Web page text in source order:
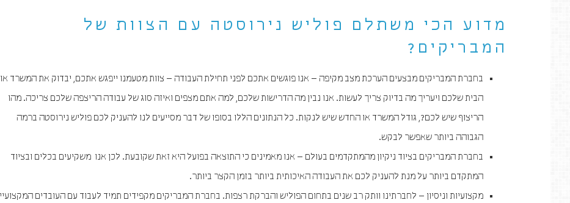
מדוע הכי משתלם פוליש נירוסטה עם הצוות של
המבריקים?
בחברת המבריקים מבצעים הערכת מצב מקיפה – אנו פוגשים אתכם לפני תחילת העבודה – צוות מטעמנו ייפגש אתכם, יבדוק את המשרד או
הבית שלכם ויעריך מה בדיוק צריך לעשות. אנו נבין מה הדרישות שלכם, למה אתם מצפים ואיזה סוג של עבודה הריצפה שלכם צריכה. מהו
הריצוף שיש לכם?, גודל המשרד או החדש שיש לנקות. כל הנתונים הללו בסופו של דבר מסייעים לנו להעניק לכם פוליש נירוסטה ברמה
הגבוהה ביותר שאפשר לבקש.
בחברת המבריקים בציוד ניקיון מהמתקדמים בעולם – אנו מאמינים כי התוצאה בפועל היא זאת שקובעת. לכן אנו משקיעים בכלים ובציוד
המתקדם ביותר על מנת להעניק לכם את העבודה האיכותית ביותר בזמן הקצר ביותר.
מקצועיות וניסיון – לחברתינו וותק רב שנים בתחום הפוליש והברקת רצפות. בחברת המבריקים מקפידים תמיד לעבוד עם העובדים